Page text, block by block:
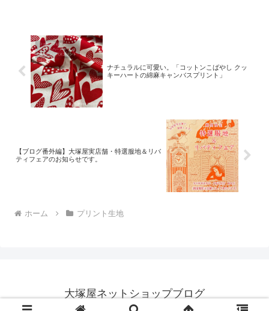
ナチュラルに可愛い。「コットンこばやし クッ
キーハートの綿麻キャンバスプリント」
【ブログ番外編】大塚屋実店舗・特選服地＆リバ
ティフェアのお知らせです。
ホーム プリント生地
大塚屋ネットショップブログ